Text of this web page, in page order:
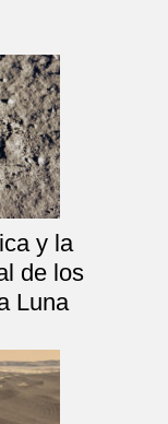
y la
de los
Luna